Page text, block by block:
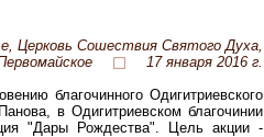
Церковь Сошествия Святого Духа,
17 января 2016 г.
благочинного Одигитриевского
в Одигитриевском благочинии
"Дары Рождества". Цель акции -